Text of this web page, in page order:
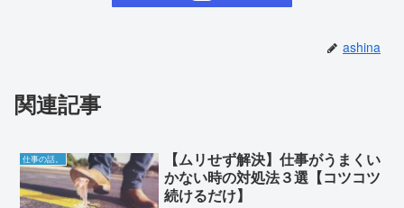
ashina
関連記事
仕事の話。
【ムリせず解決】仕事がうまくい
かない時の対処法３選【コツコツ
続けるだけ】